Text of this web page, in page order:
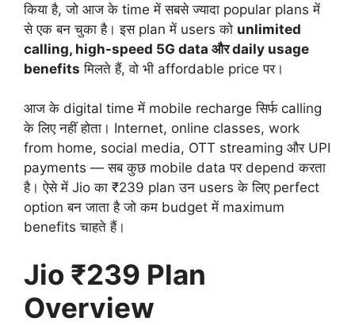
किया है, जो आज के time में सबसे ज्यादा popular plans में
से एक बन चुका है। इस plan में users को unlimited
calling, high-speed 5G data और daily usage
benefits मिलते हैं, वो भी affordable price पर।
आज के digital time में mobile recharge सिर्फ calling
के लिए नहीं होता। Internet, online classes, work
from home, social media, OTT streaming और UPI
payments — सब कुछ mobile data पर depend करता
है। ऐसे में Jio का ₹239 plan उन users के लिए perfect
option बन जाता है जो कम budget में maximum
benefits चाहते हैं।
Jio ₹239 Plan
Overview